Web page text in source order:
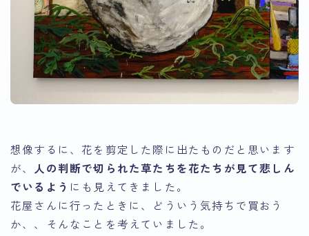
想像するに、花を剪定した際に出たものだと思います
が、
人の判断で切られた草たちを花たちが見て悲しん
でいるよう にも見えてきました。
花屋さんに行ったときに、どういう気持ちで買おう
か、、そんなことを考えていました。